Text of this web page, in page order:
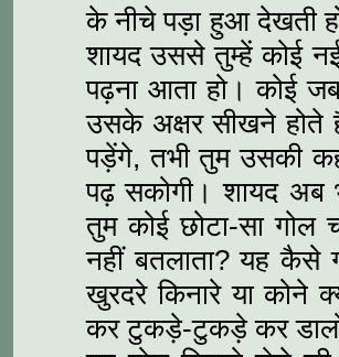
के नीचे पड़ा हुआ देखती
शायद उससे तुम्हें कोई
पढ़ना आता हो। कोई
उसके अक्षर सीखने होते
पड़ेंगे, तभी तुम उसकी
पढ़ सकोगी। शायद अब
तुम कोई छोटा-सा गोल
नहीं बतलाता? यह कैसे
खुरदरे किनारे या कोने
कर टुकड़े-टुकड़े कर डालो